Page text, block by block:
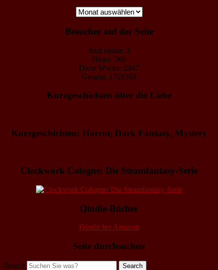
Archiv
Besucher auf der Seite
Jetzt online: 2
Heute: 360
Diese Woche: 2947
Gesamt: 1729368
Kurzgeschichten über die Liebe
Kurzgeschichten: Horror, Dark Fantasy, Mystery
Clockwork Cologne: Die Steamfantasy-Serie
Qindie-Bücher
Qindie bei Amazon
Seite durchsuchen
Search